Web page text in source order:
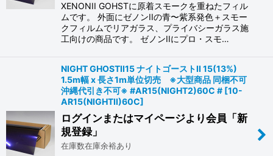
XENONII GOHSTに原着スモークを重ねたフィル
ムです。 外面にゼノンIIの青〜紫系発色＋スモー
クフィルムでリアガラス、プライバシーガラス施
工向けの商品です。 ゼノンIIにプロ・スモ…
NIGHT GHOSTII15 ナイトゴーストII 15(13%)
1.5m幅 x 長さ1m単位切売 ※大型商品 同梱不可
沖縄代引き不可※ #AR15(NIGHT2)60C # [10-
AR15(NIGHTII)60C]
ログインまたはマイページより会員「新
規登録」
在庫数在庫余裕あり